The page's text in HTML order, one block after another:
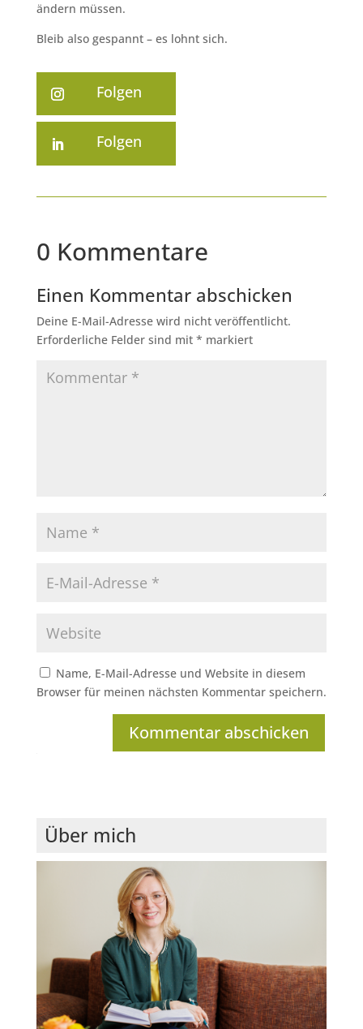
ändern müssen.
Bleib also gespannt – es lohnt sich.
Folgen
Folgen
0 Kommentare
Einen Kommentar abschicken
Deine E-Mail-Adresse wird nicht veröffentlicht.
Erforderliche Felder sind mit * markiert
Name, E-Mail-Adresse und Website in diesem
Browser für meinen nächsten Kommentar speichern.
Kommentar abschicken
Über mich